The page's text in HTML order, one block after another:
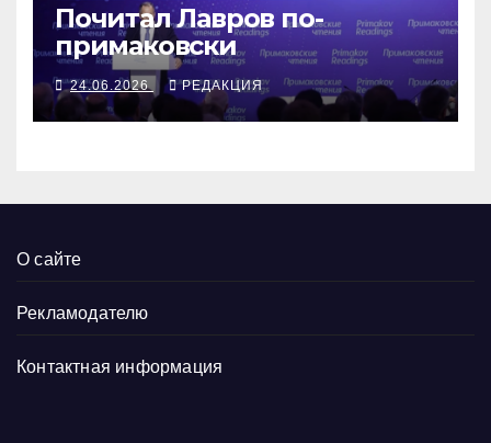
Почитал Лавров по-
примаковски
24.06.2026 РЕДАКЦИЯ
О сайте
Рекламодателю
Контактная информация